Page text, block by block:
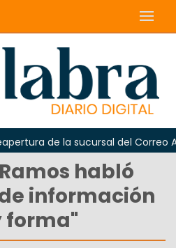
de la sucursal del Correo
habló
información
forma"